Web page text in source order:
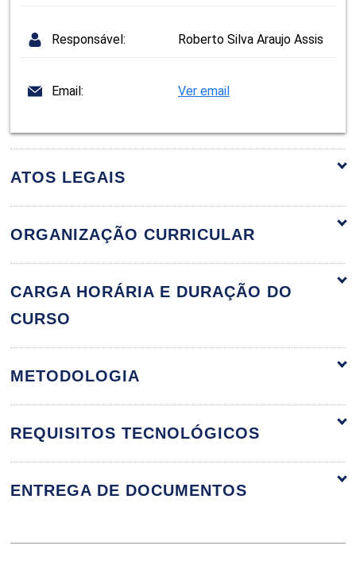
Responsável: Roberto Silva Araujo Assis
Email: Ver email
ATOS LEGAIS
ORGANIZAÇÃO CURRICULAR
60h
Criptografia
10h
Blockchain
CARGA HORÁRIA E DURAÇÃO DO
CURSO
METODOLOGIA
REQUISITOS TECNOLÓGICOS
ENTREGA DE DOCUMENTOS